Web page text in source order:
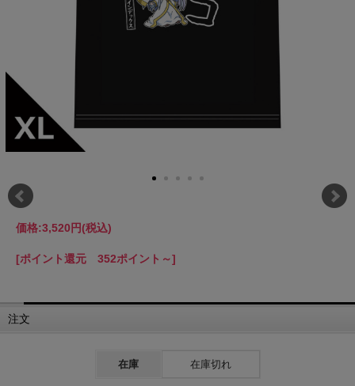
価格:3,520円(税込)
[ポイント還元 352ポイント～]
注文
在庫 在庫切れ